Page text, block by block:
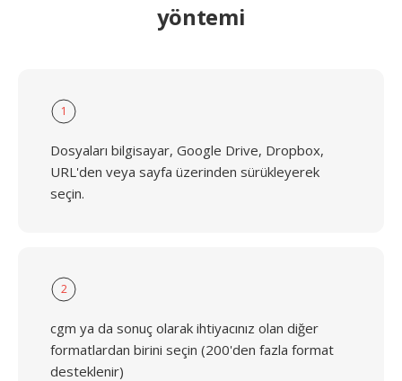
yöntemi
1
Dosyaları bilgisayar, Google Drive, Dropbox,
URL'den veya sayfa üzerinden sürükleyerek
seçin.
2
cgm ya da sonuç olarak ihtiyacınız olan diğer
formatlardan birini seçin (200'den fazla format
desteklenir)